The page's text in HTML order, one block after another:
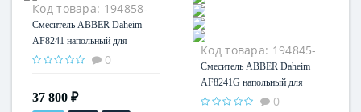
Код товара: 194858-
35
Смеситель ABBER Daheim
AF8241 напольный для
раковины, хром 0
37 800 ₽
Код товара: 194845-
35
Смеситель ABBER Daheim
AF8241G напольный для
раковины, золото матовое
0